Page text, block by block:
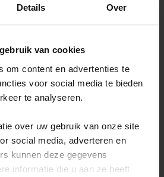
Details Over
van cookies
om content en advertenties te
voor social media te bieden
te analyseren.
over uw gebruik van onze site
social media, adverteren en
kunnen deze gegevens
informatie die u aan ze heeft